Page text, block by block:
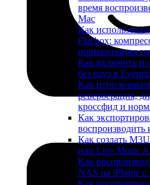
время
Mac
Как
Flacbox:
нормализация
Как включить и
без пауз в
Как
реверберация,
кроссфид и
Как
воспроизводить
Как создать
или Live Music
Как
NAS на iPhone